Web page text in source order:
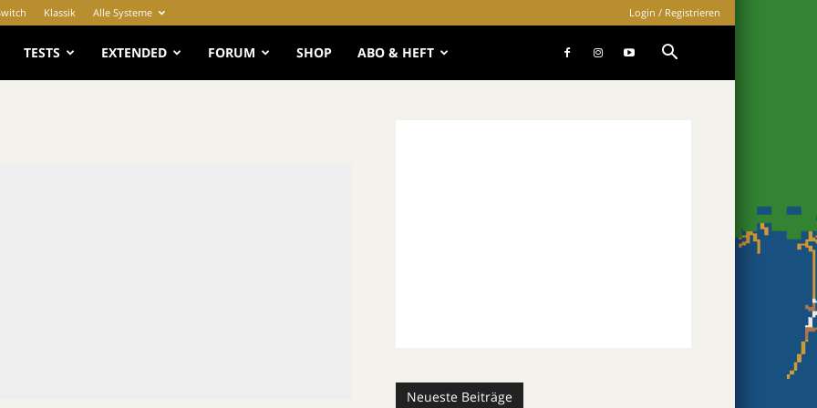
Klassik Alle Systeme Login / Registrieren
TESTS EXTENDED FORUM SHOP ABO & HEFT
Neueste Beiträge